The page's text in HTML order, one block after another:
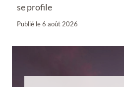
se profile
Publié le6 août 2026